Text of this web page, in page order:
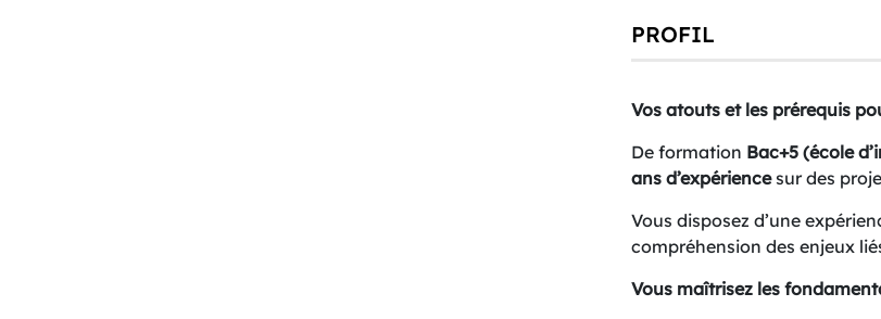
PROFIL
Vos atouts et les prérequis
De formation Bac+5 (école
ans d’expériencesur des
Vous disposez d’une
compréhension des enjeux
Vous maîtrisez les